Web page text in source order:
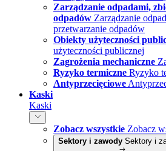
Zarządzanie odpadami,
odpadów Zarządzanie
przetwarzanie odpadów
Obiekty użyteczności
użyteczności publicznej
Zagrożenia mechaniczne
Ryzyko termiczne Ryzyko
Antyprzecięciowe
Kaski
Kaski
Zobacz wszystkie Zobacz
Sektory i zawody Sektory i